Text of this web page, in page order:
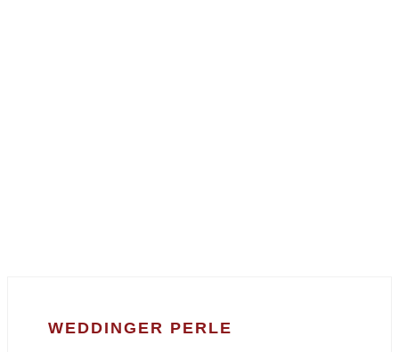
WEDDINGER PERLE